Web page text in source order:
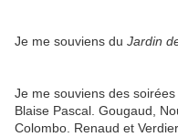
Je me souviens du Jardin
Je me souviens des
Blaise Pascal. Gougaud,
Colombo. Renaud et